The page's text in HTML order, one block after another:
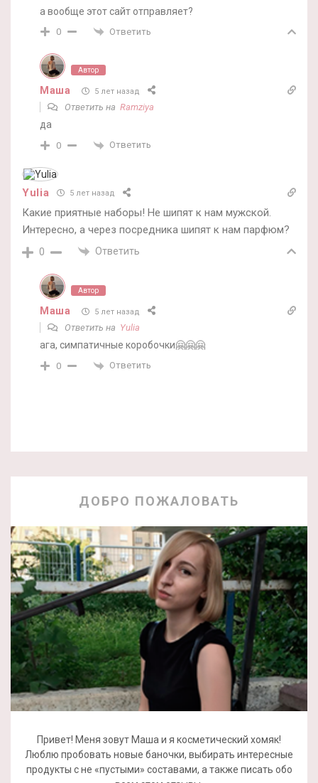
а вообще этот сайт отправляет?
0 Ответить
Автор
Маша 5 лет назад
Ответить на Ramziya
да
0 Ответить
Yulia 5 лет назад
Какие приятные наборы! Не шипят к нам мужской.
Интересно, а через посредника шипят к нам парфюм?
0 Ответить
Автор
Маша 5 лет назад
Ответить на Yulia
ага, симпатичные коробочки🤗🤗🤗
0 Ответить
ДОБРО ПОЖАЛОВАТЬ
Привет! Меня зовут Маша и я косметический хомяк!
Люблю пробовать новые баночки, выбирать интересные
продукты с не «пустыми» составами, а также писать обо